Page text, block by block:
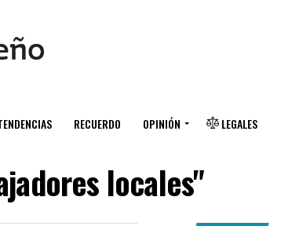
RECUERDO OPINIÓN LEGALES
locales"